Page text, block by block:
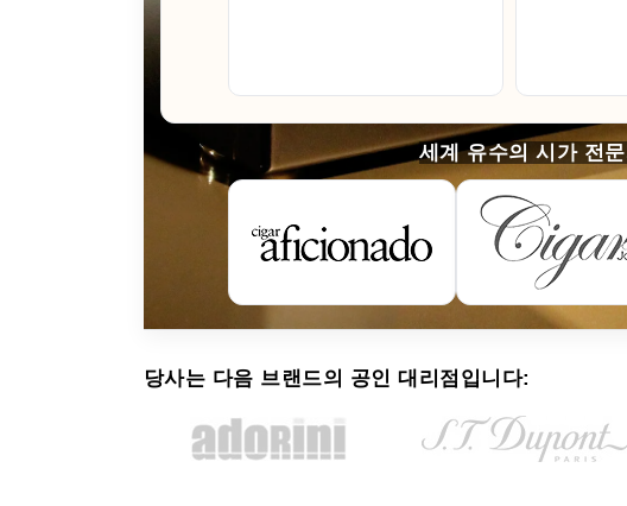
세계 유수의 시가 전
당사는 다음 브랜드의 공인 대리점입니다: